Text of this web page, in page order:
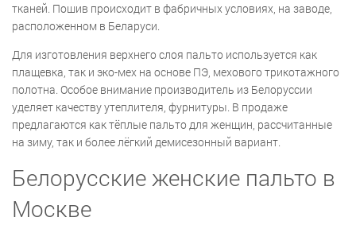
тканей. Пошив происходит в фабричных условиях, на заводе,
расположенном в Беларуси.
Для изготовления верхнего слоя пальто используется как
плащевка, так и эко-мех на основе ПЭ, мехового трикотажного
полотна. Особое внимание производитель из Белоруссии
уделяет качеству утеплителя, фурнитуры. В продаже
предлагаются как тёплые пальто для женщин, рассчитанные
на зиму, так и более лёгкий демисезонный вариант.
Белорусские женские пальто в
Москве